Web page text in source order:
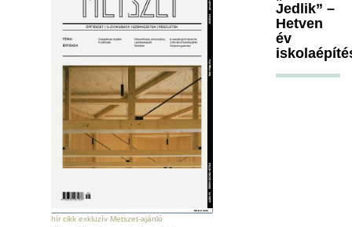
hír cikk exkluzív Metszet-ajánló
Jedlik” –
Hetven
év